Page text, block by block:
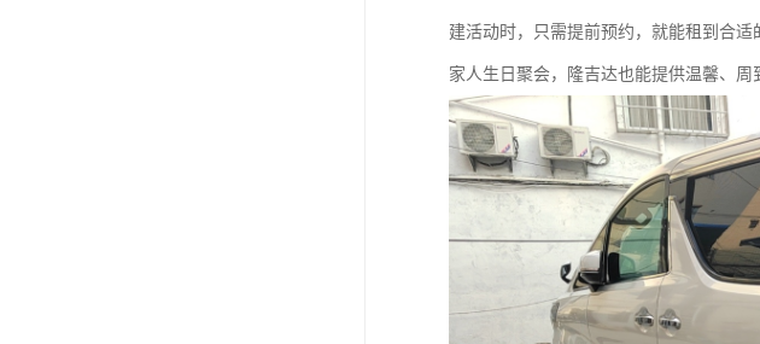
建活动时，只需提前预约，就能租到合
家人生日聚会，隆吉达也能提供温馨、